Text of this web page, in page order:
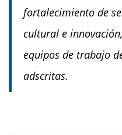
fortalecimiento de
cultural e
equipos de trabajo
adscritas.